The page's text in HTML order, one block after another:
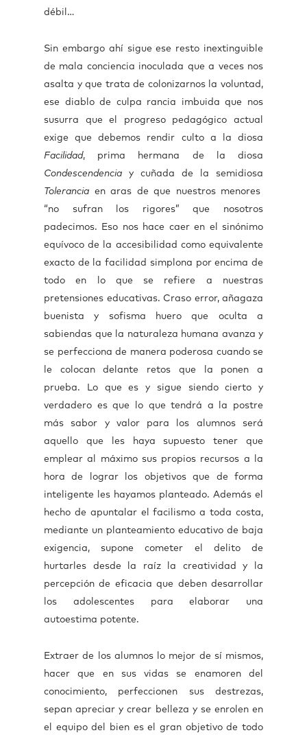
débil…
Sin embargo ahí sigue ese resto inextinguible
de mala conciencia inoculada que a veces nos
asalta y que trata de colonizarnos la voluntad,
ese diablo de culpa rancia imbuida que nos
susurra que el progreso pedagógico actual
exige que debemos rendir culto a la diosa
Facilidad, prima hermana de la diosa
Condescendencia y cuñada de la semidiosa
Tolerancia en aras de que nuestros menores
“no sufran los rigores” que nosotros
padecimos. Eso nos hace caer en el sinónimo
equívoco de la accesibilidad como equivalente
exacto de la facilidad simplona por encima de
todo en lo que se refiere a nuestras
pretensiones educativas. Craso error, añagaza
buenista y sofisma huero que oculta a
sabiendas que la naturaleza humana avanza y
se perfecciona de manera poderosa cuando se
le colocan delante retos que la ponen a
prueba. Lo que es y sigue siendo cierto y
verdadero es que lo que tendrá a la postre
más sabor y valor para los alumnos será
aquello que les haya supuesto tener que
emplear al máximo sus propios recursos a la
hora de lograr los objetivos que de forma
inteligente les hayamos planteado. Además el
hecho de apuntalar el facilismo a toda costa,
mediante un planteamiento educativo de baja
exigencia, supone cometer el delito de
hurtarles desde la raíz la creatividad y la
percepción de eficacia que deben desarrollar
los adolescentes para elaborar una
autoestima potente.
Extraer de los alumnos lo mejor de sí mismos,
hacer que en sus vidas se enamoren del
conocimiento, perfeccionen sus destrezas,
sepan apreciar y crear belleza y se enrolen en
el equipo del bien es el gran objetivo de todo